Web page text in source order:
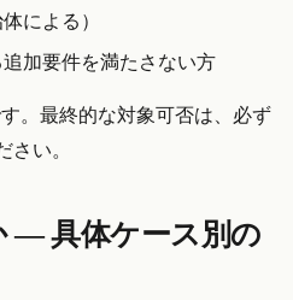
による）
加要件を満たさない方
。最終的な対象可否は、必ず
い。
— 具体ケース別の